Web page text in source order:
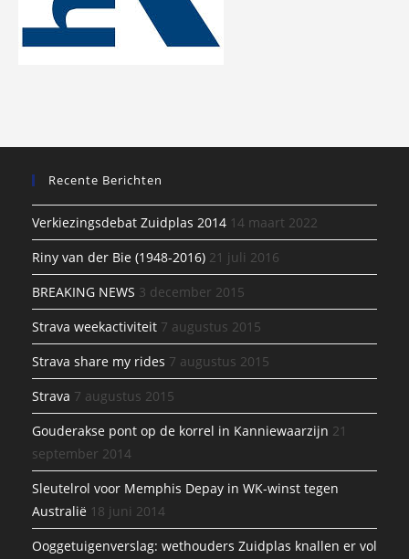
Recente Berichten
Verkiezingsdebat Zuidplas 2014 14 maart 2022
Riny van der Bie (1948-2016) 21 juli 2016
BREAKING NEWS 3 december 2015
Strava weekactiviteit 7 augustus 2015
Strava share my rides 7 augustus 2015
Strava 7 augustus 2015
Gouderakse pont op de korrel in Kanniewaarzijn 21
september 2014
Sleutelrol voor Memphis Depay in WK-winst tegen
Australië 18 juni 2014
Ooggetuigenverslag: wethouders Zuidplas knallen er vol